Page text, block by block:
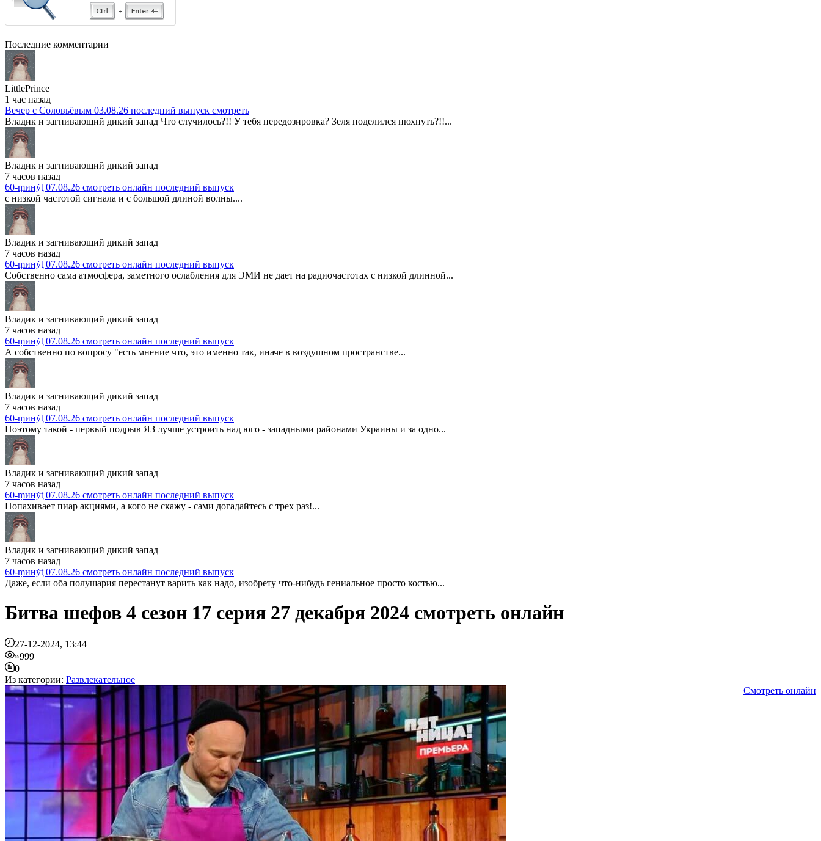
Последние комментарии
LittlePrince
1 час назад
Вечер с Соловьёвым 03.08.26 последний выпуск смотреть
Владик и загнивающий дикий запад Что случилось?!! У тебя передозировка? Зеля поделился нюхнуть?!!...
Владик и загнивающий дикий запад
7 часов назад
60-ṃинẏƫ 07.08.26 смотреть онлайн последний выпуск
с низкой частотой сигнала и с большой длиной волны....
Владик и загнивающий дикий запад
7 часов назад
60-ṃинẏƫ 07.08.26 смотреть онлайн последний выпуск
Собственно сама атмосфера, заметного ослабления для ЭМИ не дает на радиочастотах с низкой длинной...
Владик и загнивающий дикий запад
7 часов назад
60-ṃинẏƫ 07.08.26 смотреть онлайн последний выпуск
А собственно по вопросу "есть мнение что, это именно так, иначе в воздушном пространстве...
Владик и загнивающий дикий запад
7 часов назад
60-ṃинẏƫ 07.08.26 смотреть онлайн последний выпуск
Поэтому такой - первый подрыв ЯЗ лучше устроить над юго - западными районами Украины и за одно...
Владик и загнивающий дикий запад
7 часов назад
60-ṃинẏƫ 07.08.26 смотреть онлайн последний выпуск
Попахивает пиар акциями, а кого не скажу - сами догадайтесь с трех раз!...
Владик и загнивающий дикий запад
7 часов назад
60-ṃинẏƫ 07.08.26 смотреть онлайн последний выпуск
Даже, если оба полушария перестанут варить как надо, изобрету что-нибудь гениальное просто костью...
Битва шефов 4 сезон 17 серия 27 декабря 2024 смотреть онлайн
27-12-2024, 13:44
»999
0
Из категории: Развлекательное
Смотреть онлайн